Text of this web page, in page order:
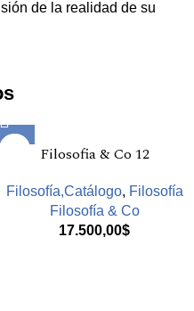
de la realidad de su
Filosofia & Co 12
Filosofía,Catálogo, Filosofía
Filosofía & Co
17.500,00$